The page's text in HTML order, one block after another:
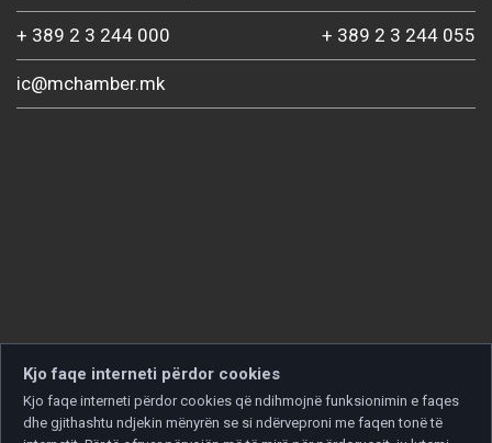
+ 389 2 3 244 000 + 389 2 3 244 055
ic@mchamber.mk
Kjo faqe interneti përdor cookies
Kjo faqe interneti përdor cookies që ndihmojnë funksionimin e faqes
dhe gjithashtu ndjekin mënyrën se si ndërveproni me faqen tonë të